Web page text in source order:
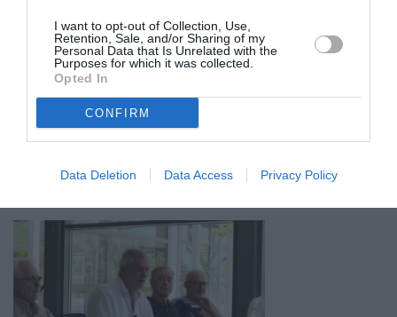
I want to opt-out of Collection, Use,
Retention, Sale, and/or Sharing of my
Personal Data that Is Unrelated with the
Purposes for which it was collected.
Opted In
CONFIRM
Data Deletion Data Access Privacy Policy
Σχετικά Άρθρα